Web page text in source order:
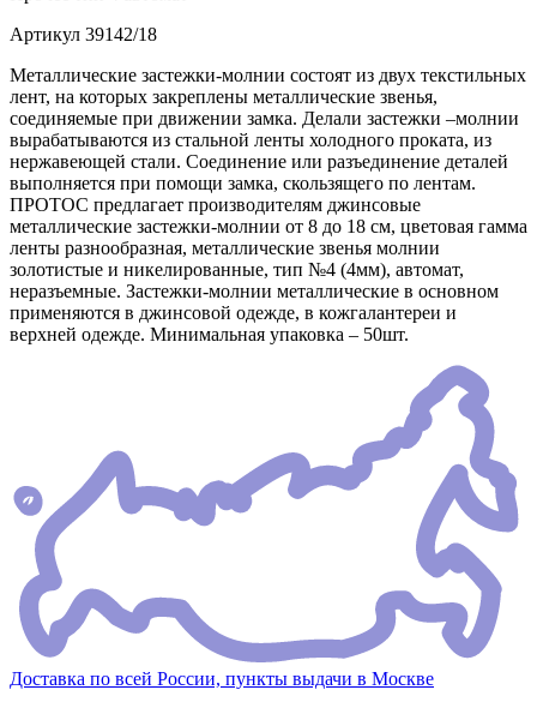
Артикул 39142/18
Металлические застежки-молнии состоят из двух текстильных
лент, на которых закреплены металлические звенья,
соединяемые при движении замка. Делали застежки –молнии
вырабатываются из стальной ленты холодного проката, из
нержавеющей стали. Соединение или разъединение деталей
выполняется при помощи замка, скользящего по лентам.
ПРОТОС предлагает производителям джинсовые
металлические застежки-молнии от 8 до 18 см, цветовая гамма
ленты разнообразная, металлические звенья молнии
золотистые и никелированные, тип №4 (4мм), автомат,
неразъемные. Застежки-молнии металлические в основном
применяются в джинсовой одежде, в кожгалантереи и
верхней одежде. Минимальная упаковка – 50шт.
Доставка по всей России, пункты выдачи в Москве